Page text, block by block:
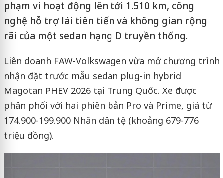
phạm vi hoạt động lên tới 1.510 km, công
nghệ hỗ trợ lái tiên tiến và không gian rộng
rãi của một sedan hạng D truyền thống.
Liên doanh FAW-Volkswagen vừa mở chương trình
nhận đặt trước mẫu sedan plug-in hybrid
Magotan PHEV 2026 tại Trung Quốc. Xe được
phân phối với hai phiên bản Pro và Prime, giá từ
174.900-199.900 Nhân dân tệ (khoảng 679-776
triệu đồng).